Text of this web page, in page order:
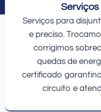
Serviços para
e preciso.
corrigimos
quedas de
certificado
circuito e